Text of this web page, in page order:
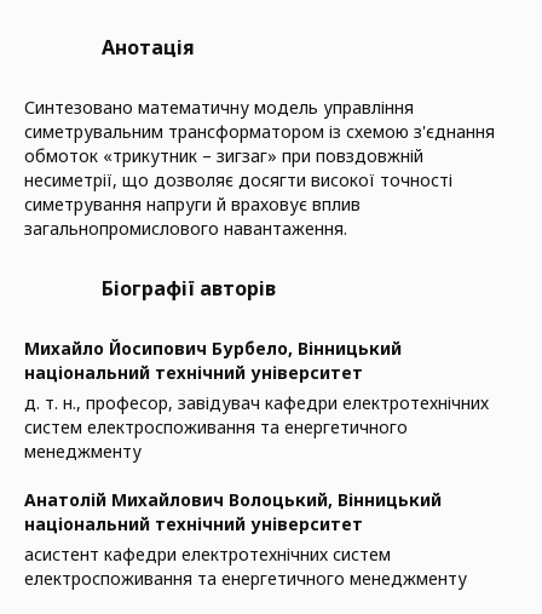
Анотація
Синтезовано математичну модель управління
симетрувальним трансформатором із схемою з'єднання
обмоток «трикутник – зигзаг» при повздовжній
несиметрії, що дозволяє досягти високої точності
симетрування напруги й враховує вплив
загальнопромислового навантаження.
Біографії авторів
Михайло Йосипович Бурбело, Вінницький
національний технічний університет
д. т. н., професор, завідувач кафедри електротехнічних
систем електроспоживання та енергетичного
менеджменту
Анатолій Михайлович Волоцький, Вінницький
національний технічний університет
асистент кафедри електротехнічних систем
електроспоживання та енергетичного менеджменту